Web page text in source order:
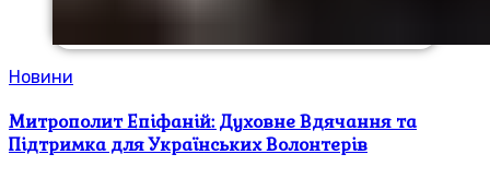
Новини
Митрополит Епіфаній: Духовне Вдячання та
Підтримка для Українських Волонтерів